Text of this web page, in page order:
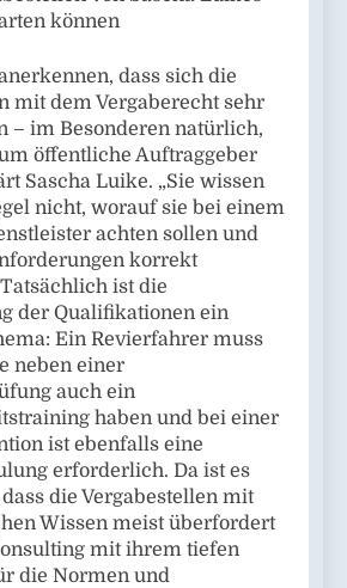
können
dass sich die
mit dem Vergaberecht sehr
– im Besonderen natürlich,
öffentliche Auftraggeber
Sascha Luike. „Sie wissen
nicht, worauf sie bei einem
achten sollen und
korrekt
ist die
der Qualifikationen ein
Ein Revierfahrer muss
neben einer
auch ein
haben und bei einer
ist ebenfalls eine
erforderlich. Da ist es
die Vergabestellen mit
Wissen meist überfordert
mit ihrem tiefen
die Normen und